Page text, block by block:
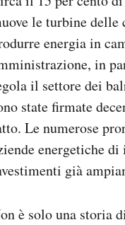
le turbine delle
energia in
in
il settore dei
state firmate
Le numerose
energetiche
già
è solo una storia